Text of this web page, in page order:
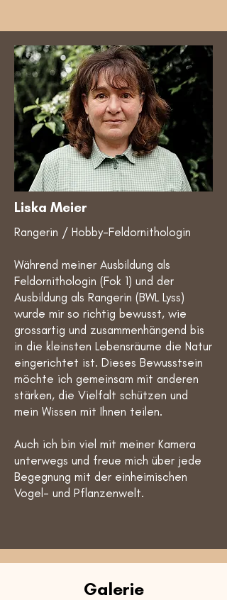
Liska Meier
Rangerin / Hobby-Feldornithologin
Während meiner Ausbildung als
Feldornithologin (Fok 1) und der
Ausbildung als Rangerin (BWL Lyss)
wurde mir so richtig bewusst, wie
grossartig und zusammenhängend bis
in die kleinsten Lebensräume die Natur
eingerichtet ist. Dieses Bewusstsein
möchte ich gemeinsam mit anderen
stärken, die Vielfalt schützen und
mein Wissen mit Ihnen teilen.
Auch ich bin viel mit meiner Kamera
unterwegs und freue mich über jede
Begegnung mit der einheimischen
Vogel- und Pflanzenwelt.
Galerie